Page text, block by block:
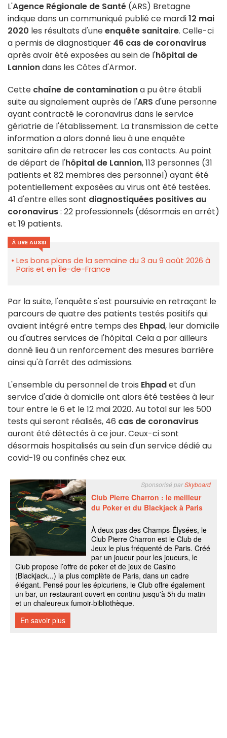
L'Agence Régionale de Santé (ARS) Bretagne
indique dans un communiqué publié ce mardi12 mai
2020 les résultats d'uneenquête sanitaire. Celle-ci
a permis de diagnostiquer 46 cas de coronavirus
après avoir été exposées au sein de l'hôpital de
Lanniondans les Côtes d'Armor.
Cette chaîne de contaminationa pu être établi
suite au signalement auprès de l'ARS d'une personne
ayant contracté le coronavirus dans le service
gériatrie de l'établissement. La transmission de cette
information a alors donné lieu à une enquête
sanitaire afin de retracer les cas contacts. Au point
de départ de l'hôpital de Lannion, 113 personnes (31
patients et 82 membres des personnel) ayant été
potentiellement exposées au virus ont été testées.
41 d'entre elles sont diagnostiquées positives au
coronavirus: 22 professionnels (désormais en arrêt)
et 19 patients.
À LIRE AUSSI
Les bons plans de la semaine du 3 au 9 août 2026 à
Paris et en Île-de-France
Par la suite, l'enquête s'est poursuivie en retraçant le
parcours de quatre des patients testés positifs qui
avaient intégré entre temps des Ehpad, leur domicile
ou d'autres services de l'hôpital. Cela a par ailleurs
donné lieu à un renforcement des mesures barrière
ainsi qu'à l'arrêt des admissions.
L'ensemble du personnel de trois Ehpadet d'un
service d'aide à domicile ont alors été testées à leur
tour entre le 6 et le 12 mai 2020. Au total sur les 500
tests qui seront réalisés, 46 cas de coronavirus
auront été détectés à ce jour. Ceux-ci sont
désormais hospitalisés au sein d'un service dédié au
covid-19 ou confinés chez eux.